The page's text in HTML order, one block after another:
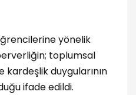
yönelik
toplumsal
kardeşlik duygularının
ifade edildi.